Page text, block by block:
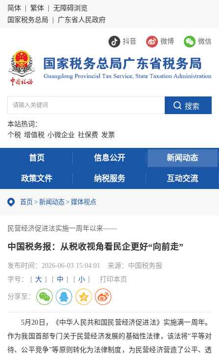
简体 繁体
无障碍浏览
国家税务总局
广东省人民政府
抖音 微博 微信
本站热词：
个税 增值税 小微企业 社保费 发票
首页 信息公开 新闻动态
政策文件 纳税服务 互动交流
首页 > 新闻动态 > 媒体视点
民营经济促进法实施一周年以来——
中国税务报：从税收视角看民企更好“向前走”
发布时间： 2026-06-03 15:04:01 来源： 中国税务报
字号：
[ 大 ] [ 中 ] [ 小 ] 打印本页
分享至：
5月20日，《中华人民共和国民营经济促进法》实施满一周年。
作为我国首部专门关于民营经济发展的基础性法律，该法将“平等对
待、公平竞争”等原则转化为法律制度，为民营经济营造了公平、透